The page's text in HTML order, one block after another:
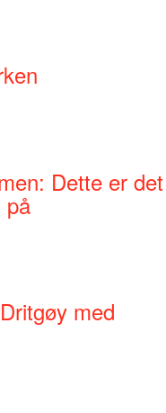
Dette er det
på
med